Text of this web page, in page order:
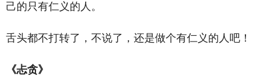
己的只有仁义的人。
舌头都不打转了，不说了，还是做个有仁义的人吧！
《忐贪》